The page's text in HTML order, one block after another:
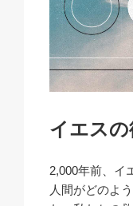
イエスの
2,000年前、イ
人間がどのよ